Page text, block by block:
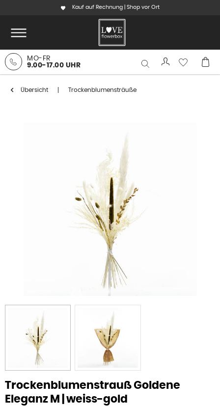
Kauf auf Rechnung | Shop vor Ort
MO-FR
9.00-17.00 UHR
Übersicht Trockenblumensträuße
Trockenblumenstrauß Goldene
Eleganz M | weiss-gold